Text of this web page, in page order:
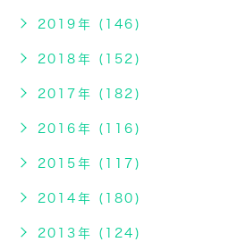
2019年 (146)
2018年 (152)
2017年 (182)
2016年 (116)
2015年 (117)
2014年 (180)
2013年 (124)